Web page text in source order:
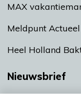
MAX
Meldpunt Actueel
Heel Holland
Nieuwsbrief